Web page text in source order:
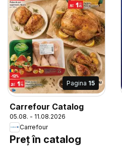
Pagina 15
Carrefour Catalog
05.08. - 11.08.2026
Carrefour
Preț în catalog